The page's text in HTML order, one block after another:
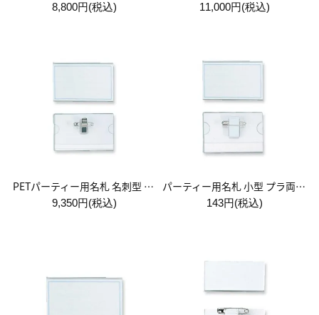
8,800円(税込) 11,000円(税込)
PETパーティー用名札 名刺型 両用クリップ付 1箱:50個入
9,350円(税込)
パーティー用名札 小型 プラ両用クリップ付
143円(税込)